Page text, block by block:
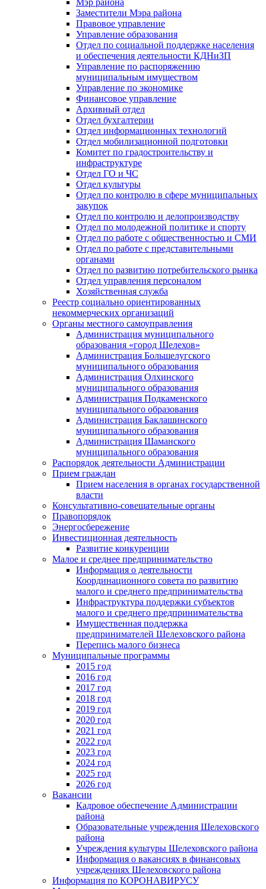
Заместители Мэра района
Правовое управление
Управление образования
Отдел по социальной поддержке населения
и обеспечения деятельности КДНиЗП
Управление по распоряжению
муниципальным имуществом
Управление по экономике
Финансовое управление
Архивный отдел
Отдел бухгалтерии
Отдел информационных технологий
Отдел мобилизационной подготовки
Комитет по градостроительству и
инфраструктуре
Отдел ГО и ЧС
Отдел культуры
Отдел по контролю в сфере муниципальных
закупок
Отдел по контролю и делопроизводству
Отдел по молодежной политике и спорту
Отдел по работе с общественностью и СМИ
Отдел по работе с представительными
органами
Отдел по развитию потребительского рынка
Отдел управления персоналом
Хозяйственная служба
Реестр социально ориентированных
некоммерческих организаций
Органы местного самоуправления
Администрация муниципального
образования «город Шелехов»
Администрация Большелугского
муниципального образования
Администрация Олхинского
муниципального образования
Администрация Подкаменского
муниципального образования
Администрация Баклашинского
муниципального образования
Администрация Шаманского
муниципального образования
Распорядок деятельности Администрации
Прием граждан
Прием населения в органах государственной
власти
Консультативно-совещательные органы
Правопорядок
Энергосбережение
Инвестиционная деятельность
Развитие конкуренции
Малое и среднее предпринимательство
Информация о деятельности
Координационного совета по развитию
малого и среднего предпринимательства
Инфраструктура поддержки субъектов
малого и среднего предпринимательства
Имущественная поддержка
предпринимателей Шелеховского района
Перепись малого бизнеса
Муниципальные программы
2015 год
2016 год
2017 год
2018 год
2019 год
2020 год
2021 год
2022 год
2023 год
2024 год
2025 год
2026 год
Вакансии
Кадровое обеспечение Администрации
района
Образовательные учреждения Шелеховского
района
Учреждения культуры Шелеховского района
Информация о вакансиях в финансовых
учреждениях Шелеховского района
Информация по КОРОНАВИРУСУ